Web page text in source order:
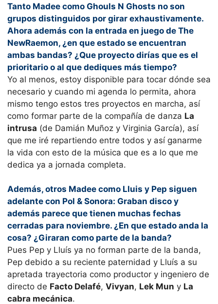
Tanto Madee como Ghouls N Ghosts no son
grupos distinguidos por girar exhaustivamente.
Ahora además con la entrada en juego de The
NewRaemon, ¿en que estado se encuentran
ambas bandas? ¿Que proyecto dirías que es el
prioritario o al que dediques más tiempo?
Yo al menos, estoy disponible para tocar dónde sea
necesario y cuando mi agenda lo permita, ahora
mismo tengo estos tres proyectos en marcha, así
como formar parte de la compañía de danza La
intrusa (de Damián Muñoz y Virginia García), así
que me iré repartiendo entre todos y así ganarme
la vida con esto de la música que es a lo que me
dedica ya a jornada completa.
Además, otros Madee como Lluis y Pep siguen
adelante con Pol & Sonora: Graban disco y
además parece que tienen muchas fechas
cerradas para noviembre. ¿En que estado anda la
cosa? ¿Giraran como parte de la banda?
Pues Pep y Lluís ya no forman parte de la banda,
Pep debido a su reciente paternidad y Lluís a su
apretada trayectoria como productor y ingeniero de
directo de Facto Delafé, Vivyan, Lek Mun y La
cabra mecánica.